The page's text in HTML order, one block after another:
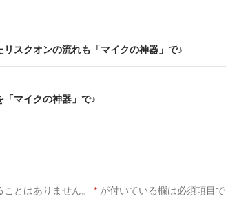
スクオンの流れも「マイクの神器」で♪
マイクの神器」で♪
とはありません。 * が付いている欄は必須項目で